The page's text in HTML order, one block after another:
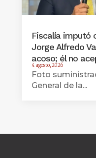
Fiscalía imputó
Jorge Alfredo
acoso; él no
4 agosto, 2026
Foto
General de la...